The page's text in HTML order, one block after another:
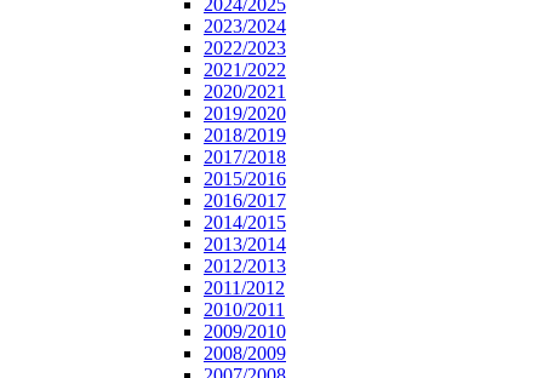
2024/2025
2023/2024
2022/2023
2021/2022
2020/2021
2019/2020
2018/2019
2017/2018
2015/2016
2016/2017
2014/2015
2013/2014
2012/2013
2011/2012
2010/2011
2009/2010
2008/2009